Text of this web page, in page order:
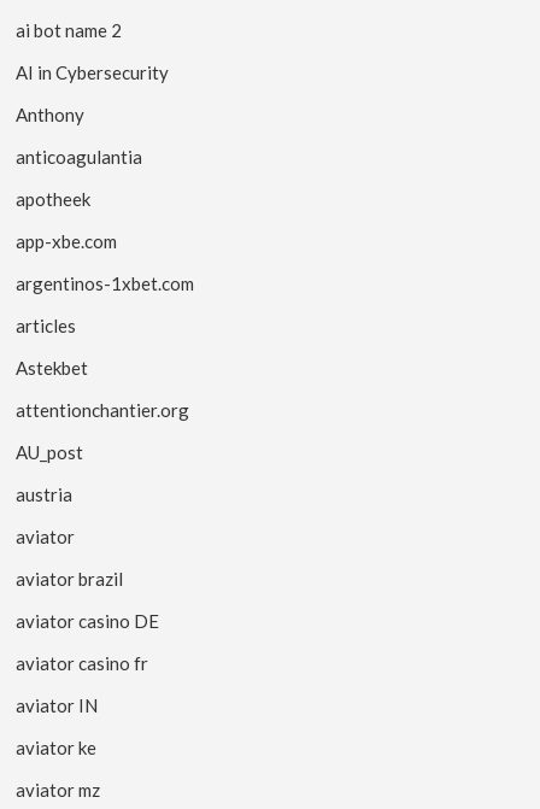
ai bot name 2
AI in Cybersecurity
Anthony
anticoagulantia
apotheek
app-xbe.com
argentinos-1xbet.com
articles
Astekbet
attentionchantier.org
AU_post
austria
aviator
aviator brazil
aviator casino DE
aviator casino fr
aviator IN
aviator ke
aviator mz